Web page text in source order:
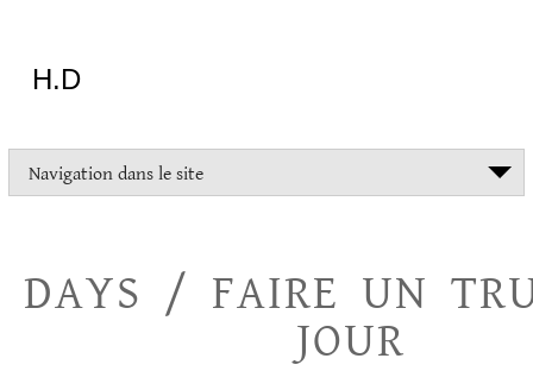
H.D
tout
essayer
Navigation dans le site
DAYS / FAIRE UN
JOUR